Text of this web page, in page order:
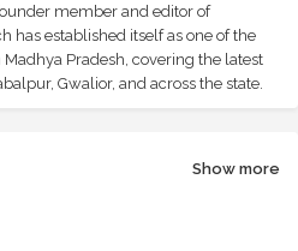
member and editor of
has established itself as one of the
Pradesh, covering the latest
Gwalior, and across the state.
Show more